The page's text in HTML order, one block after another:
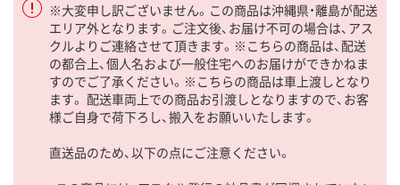
※大変申し訳ございません。この商品は沖縄県・離島が配送
エリア外となります。ご注文後、お届け不可の場合は、アス
クルよりご連絡させて頂きます。※こちらの商品は、配送
の都合上、個人名および一般住宅へのお届けができかねま
すのでご了承ください。※こちらの商品は車上渡しとなり
ます。 配送車両上での商品お引渡しとなりますので、お客
様ご自身で荷下ろし、搬入をお願いいたします。
直送品のため、以下の点にご注意ください。